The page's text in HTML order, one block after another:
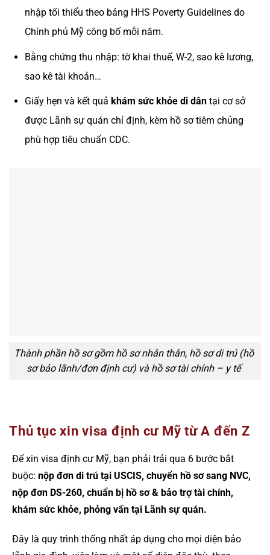
nhập tối thiểu theo bảng HHS Poverty Guidelines do
Chính phủ Mỹ công bố mỗi năm.
Bằng chứng thu nhập: tờ khai thuế, W-2, sao kê lương,
sao kê tài khoản…
Giấy hẹn và kết quả khám sức khỏe di dântại cơ sở
được Lãnh sự quán chỉ định, kèm hồ sơ tiêm chủng
phù hợp tiêu chuẩn CDC.
Thành phần hồ sơ gồm hồ sơ nhân thân, hồ sơ di trú (hồ
sơ bảo lãnh/đơn định cư) và hồ sơ tài chính – y tế
Thủ tục xin visa định cư Mỹ từ A đến Z
Để xin visa định cư Mỹ, bạn phải trải qua 6 bước bắt
buộc: nộp đơn di trú tại USCIS, chuyển hồ sơ sang NVC,
nộp đơn DS-260, chuẩn bị hồ sơ & bảo trợ tài chính,
khám sức khỏe, phỏng vấn tại Lãnh sự quán.
Đây là quy trình thống nhất áp dụng cho mọi diện bảo